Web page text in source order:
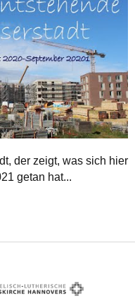
der zeigt, was sich hier
getan hat...